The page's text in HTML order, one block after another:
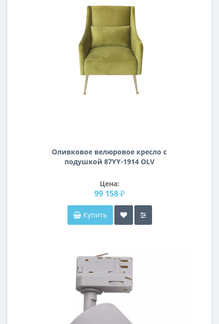
Оливковое велюровое кресло с
подушкой 87YY-1914 OLV
Цена:
99 158 ₽
Купить